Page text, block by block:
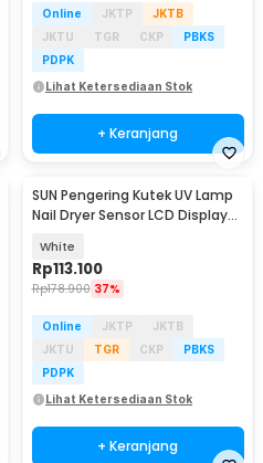
Online JKTP
JKTB
JKTU
TGR CKP
PBKS
PDPK
Lihat Ketersediaan Stok
+ Keranjang
SUN Pengering Kutek UV Lamp
Nail Dryer Sensor LCD Display
White
Rp113.100
Rp178.900 37%
Online JKTP
JKTB
JKTU
TGR CKP
PBKS
PDPK
Lihat Ketersediaan Stok
+ Keranjang